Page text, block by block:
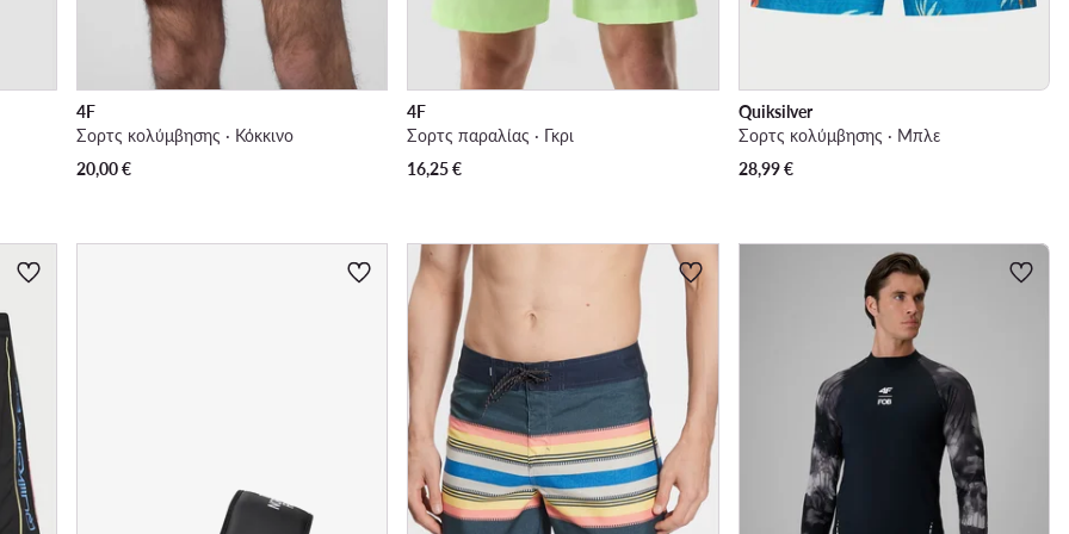
4F
Σορτς κολύμβησης · Κόκκινο
20,00€
4F
Σορτς παραλίας · Γκρι
16,25€
Quiksilver
Σορτς κολύμβησης · Μπλε
28,99€